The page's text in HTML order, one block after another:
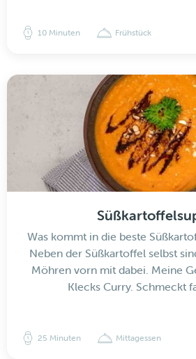
10 Minuten Frühstück
Was kommt in die beste
Neben der Süßkartoffel selbst
Möhren vorn mit dabei. Meine
Klecks Curry. Schmeckt
25 Minuten Mittagessen